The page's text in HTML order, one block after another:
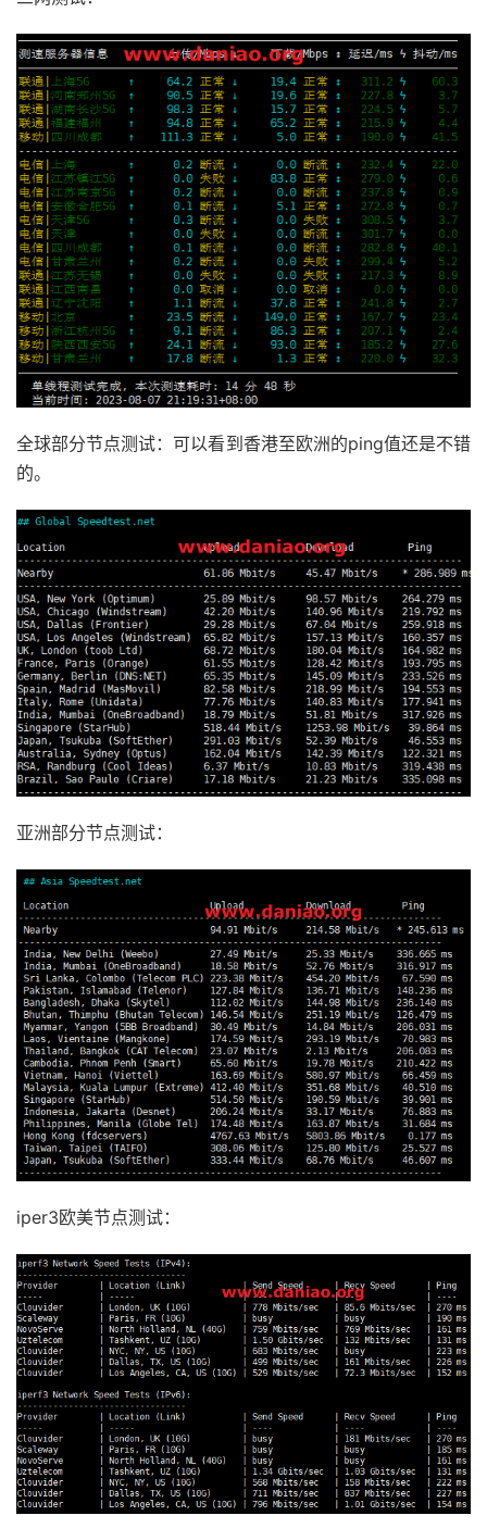
全球部分节点测试：可以看到香港至欧洲的ping值还是不错
的。
亚洲部分节点测试：
iper3欧美节点测试：